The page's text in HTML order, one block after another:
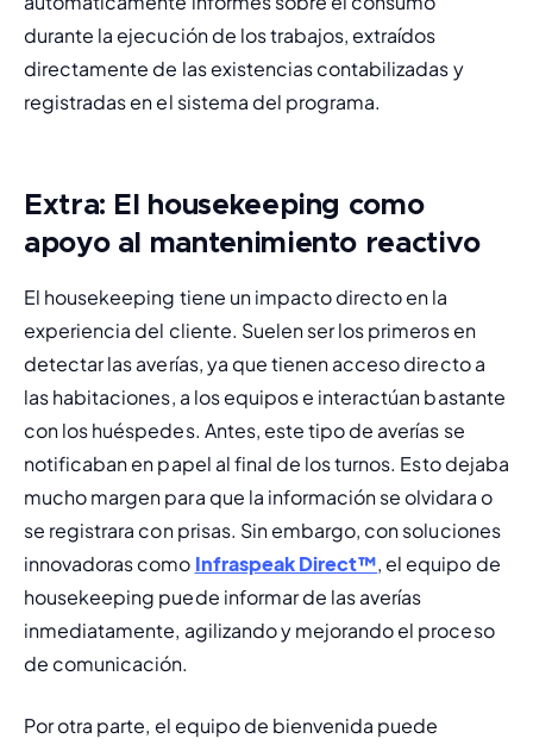
durante la ejecución de los trabajos, extraídos
directamente de las existencias contabilizadas y
registradas en el sistema del programa.
Extra: El housekeeping como
apoyo al mantenimiento reactivo
El housekeeping tiene un impacto directo en la
experiencia del cliente. Suelen ser los primeros en
detectar las averías, ya que tienen acceso directo a
las habitaciones, a los equipos e interactúan bastante
con los huéspedes. Antes, este tipo de averías se
notificaban en papel al final de los turnos. Esto dejaba
mucho margen para que la información se olvidara o
se registrara con prisas. Sin embargo, con soluciones
innovadoras como Infraspeak Direct™, el equipo de
housekeeping puede informar de las averías
inmediatamente, agilizando y mejorando el proceso
de comunicación.
Por otra parte, el equipo de bienvenida puede